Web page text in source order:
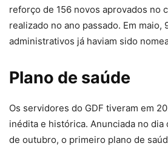
reforço de 156 novos aprovados no
realizado no ano passado. Em maio,
administrativos já haviam sido
Plano de saúde
Os servidores do GDF tiveram em
inédita e histórica. Anunciada no dia
de outubro, o primeiro plano de